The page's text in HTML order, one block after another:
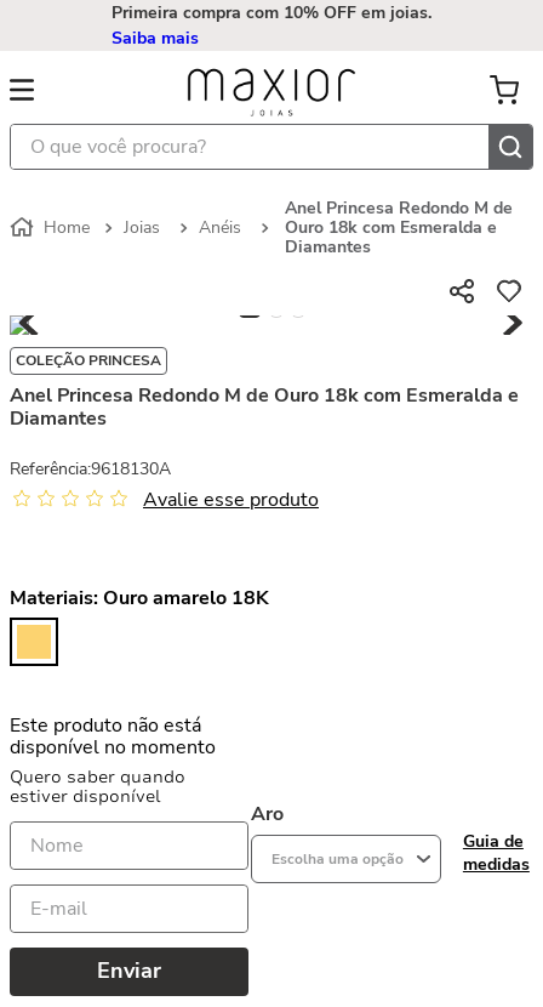
Primeira compra com 10% OFF em joias.
Saiba mais
O que você procura?
Joias Anéis
Anel Princesa Redondo M de
Ouro 18k com Esmeralda e
Diamantes
COLEÇÃO PRINCESA
Anel Princesa Redondo M de Ouro 18k com Esmeralda e
Diamantes
Referência:9618130A
Avalie esse produto
Materiais:Ouro amarelo 18K
Guia de
medidas
Aro
Escolha uma opção
Este produto não está
disponível no momento
Quero saber quando
estiver disponível
Enviar